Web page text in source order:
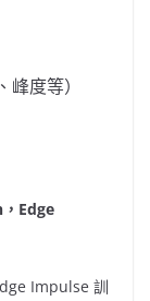
度等）
Edge
Impulse 訓